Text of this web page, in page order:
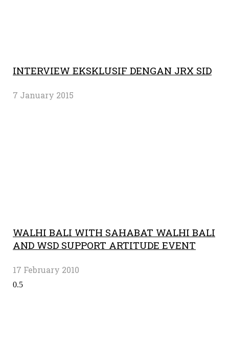
INTERVIEW EKSKLUSIF DENGAN JRX SID
7 January 2015
WALHI BALI WITH SAHABAT WALHI BALI
AND WSD SUPPORT ARTITUDE EVENT
17 February 2010